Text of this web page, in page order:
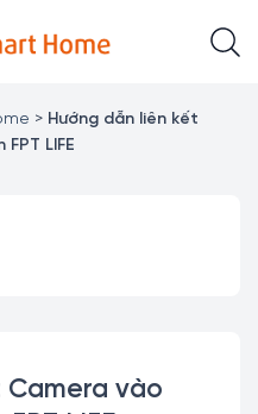
> Hướng dẫn liên kết
LIFE
Camera vào